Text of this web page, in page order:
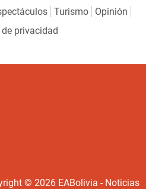
Turismo
Opinión
privacidad
© 2026 EABolivia - Noticias